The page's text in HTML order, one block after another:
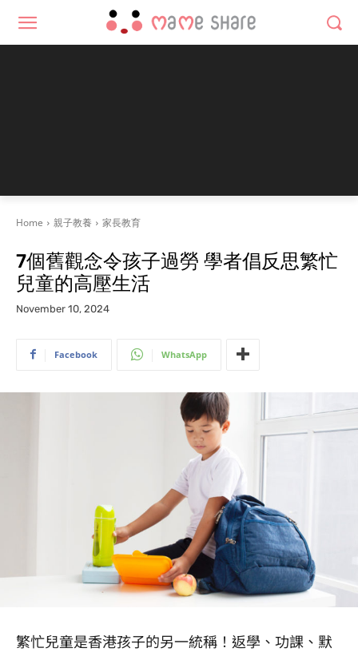
Home 親子教養 家長教育
7個舊觀念令孩子過勞 學者倡反思繁忙
兒童的高壓生活
November 10, 2024
Facebook WhatsApp
繁忙兒童是香港孩子的另一統稱！返學、功課、默